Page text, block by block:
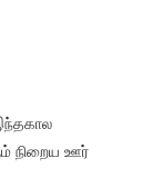
நிறைய ஊர்